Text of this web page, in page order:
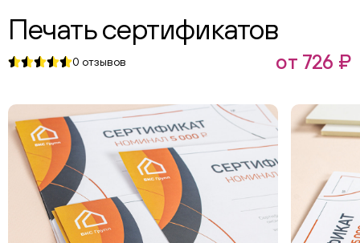
Печать сертификатов
0 отзывов от 726 ₽